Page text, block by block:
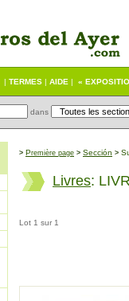
| TERMES | AIDE | «
dans
> Première page > Sección >
Livres:
Lot 1 sur 1